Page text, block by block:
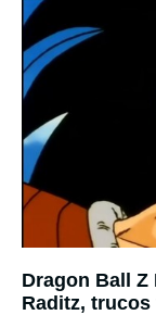
Dragon Ball Z
Raditz,